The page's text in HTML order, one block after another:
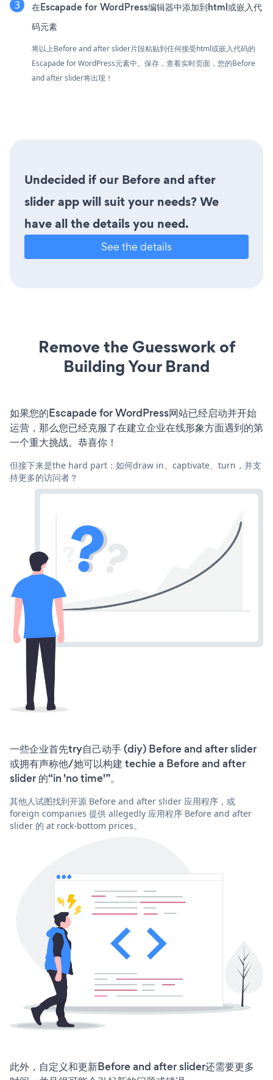
在Escapade for WordPress编辑器中添加到html或嵌入代
码元素
将以上Before and after slider片段粘贴到任何接受html或嵌入代码的
Escapade for WordPress元素中。保存，查看实时页面，您的Before
and after slider将出现！
Undecided if our Before and after
slider app will suit your needs? We
have all the details you need.
See the details
Remove the Guesswork of
Building Your Brand
如果您的Escapade for WordPress网站已经启动并开始
运营，那么您已经克服了在建立企业在线形象方面遇到的第
一个重大挑战。恭喜你！
但接下来是the hard part：如何draw in、captivate、turn，并支
持更多的访问者？
一些企业首先try自己动手 (diy) Before and after slider
或拥有声称他/她可以构建 techie a Before and after
slider 的“in 'no time'”。
其他人试图找到开源 Before and after slider 应用程序，或
foreign companies 提供 allegedly 应用程序 Before and after
slider 的 at rock-bottom prices。
此外，自定义和更新Before and after slider还需要更多